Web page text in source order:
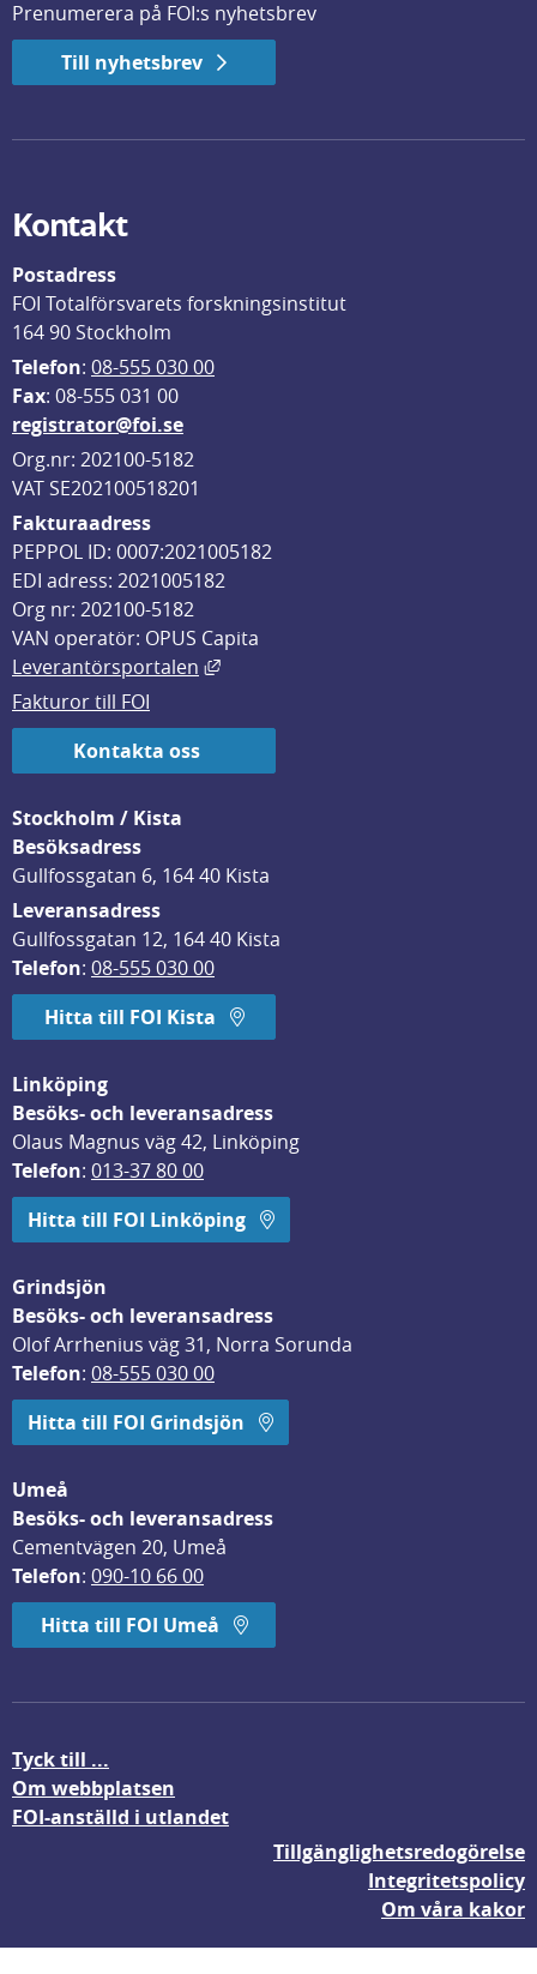
Prenumerera på FOI:s nyhetsbrev
Till nyhetsbrev
Kontakt
Postadress
FOI Totalförsvarets forskningsinstitut
164 90 Stockholm
Telefon: 08-555 030 00
Fax: 08-555 031 00
registrator@foi.se
Org.nr: 202100-5182
VAT SE202100518201
Fakturaadress
PEPPOL ID: 0007:2021005182
EDI adress: 2021005182
Org nr: 202100-5182
VAN operatör: OPUS Capita
Leverantörsportalen
Länk till annan webbplats, öppnas
Fakturor till FOI
Kontakta oss
Stockholm / Kista
Besöksadress
Gullfossgatan 6, 164 40 Kista
Leveransadress
Gullfossgatan 12, 164 40 Kista
Telefon: 08-555 030 00
Hitta till FOI Kista
Linköping
Besöks- och leveransadress
Olaus Magnus väg 42, Linköping
Telefon: 013-37 80 00
Hitta till FOI Linköping
Grindsjön
Besöks- och leveransadress
Olof Arrhenius väg 31, Norra Sorunda
Telefon: 08-555 030 00
Hitta till FOI Grindsjön
Umeå
Besöks- och leveransadress
Cementvägen 20, Umeå
Telefon: 090-10 66 00
Hitta till FOI Umeå
Tyck till ...
Om webbplatsen
FOI-anställd i utlandet
Tillgänglighetsredogörelse
Integritetspolicy
Om våra kakor